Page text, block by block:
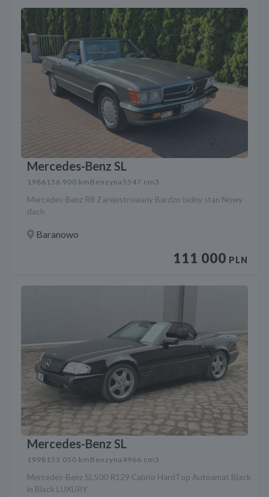
Mercedes-Benz SL
1986 156 900 km Benzyna 5547 cm3
Mercedes-Benz R8 Zarejestrowany Bardzo ładny stan Nowy
dach
Baranowo
111 000 PLN
Mercedes-Benz SL
1998 153 050 km Benzyna 4966 cm3
Mercedes-Benz SL500 R129 Cabrio HardTop Autoamat Black
in Black LUXURY